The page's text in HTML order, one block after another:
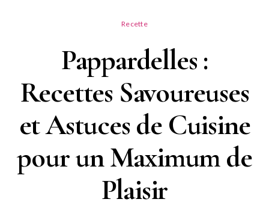
Recette
Pappardelles :
Recettes Savoureuses
et Astuces de Cuisine
pour un Maximum de
Plaisir